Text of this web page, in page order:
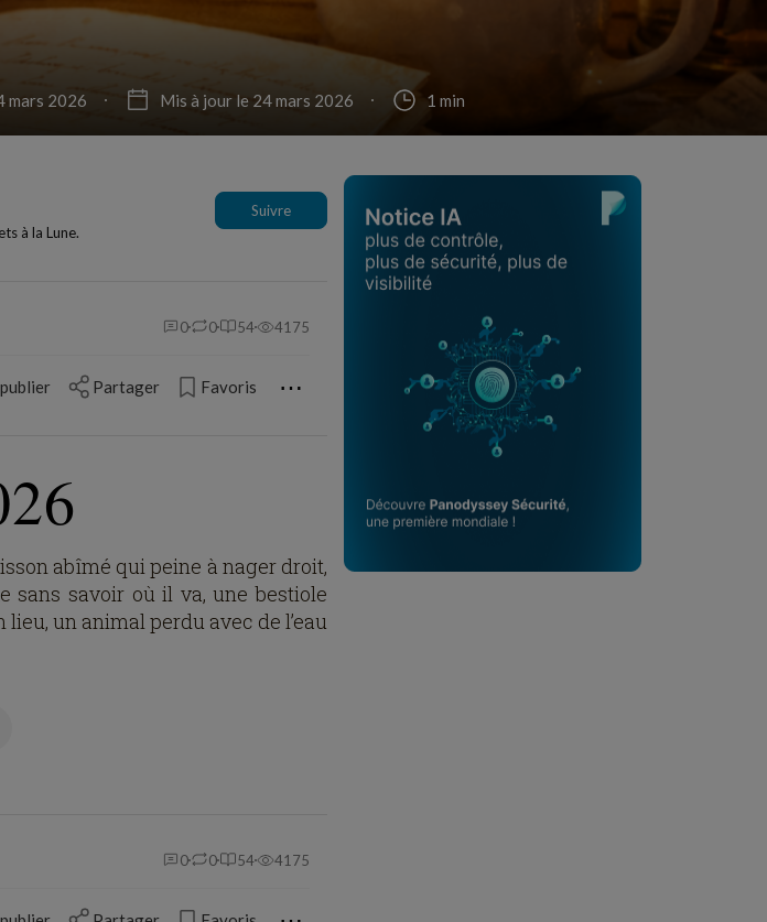
mars 2026 Mis à jour le 24 mars 2026 1 min
à la Lune.
Suivre
0 0 54 4175
Partager Favoris ⋯
abîmé qui peine à nager droit,
sans savoir où il va, une bestiole
un animal perdu avec de l’eau
0 0 54 4175